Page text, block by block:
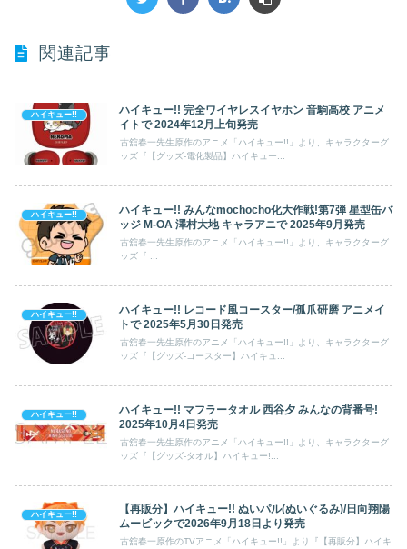
関連記事
ハイキュー!!
ハイキュー!! 完全ワイヤレスイヤホン 音駒高校 アニメ
イトで 2024年12月上旬発売
古舘春一先生原作のアニメ「ハイキュー!!」より、キャラクターグ
ッズ『【グッズ-電化製品】ハイキュー...
ハイキュー!!
ハイキュー!! みんなmochocho化大作戦!第7弾 星型缶バ
ッジ M-OA 澤村大地 キャラアニで 2025年9月発売
古舘春一先生原作のアニメ「ハイキュー!!」より、キャラクターグ
ハイキュー!!
ハイキュー!! レコード風コースター/孤爪研磨 アニメイ
トで 2025年5月30日発売
古舘春一先生原作のアニメ「ハイキュー!!」より、キャラクターグ
ッズ『【グッズ-コースター】ハイキュ...
ハイキュー!!
ハイキュー!! マフラータオル 西谷夕 みんなの背番号!
2025年10月4日発売
古舘春一先生原作のアニメ「ハイキュー!!」より、キャラクターグ
ッズ『【グッズ-タオル】ハイキュー!...
ハイキュー!!
【再販分】ハイキュー!! ぬいパル(ぬいぐるみ)/日向翔陽
ムービックで2026年9月18日より発売
古舘春一原作のTVアニメ「ハイキュー!!」より『【再販分】ハイキ